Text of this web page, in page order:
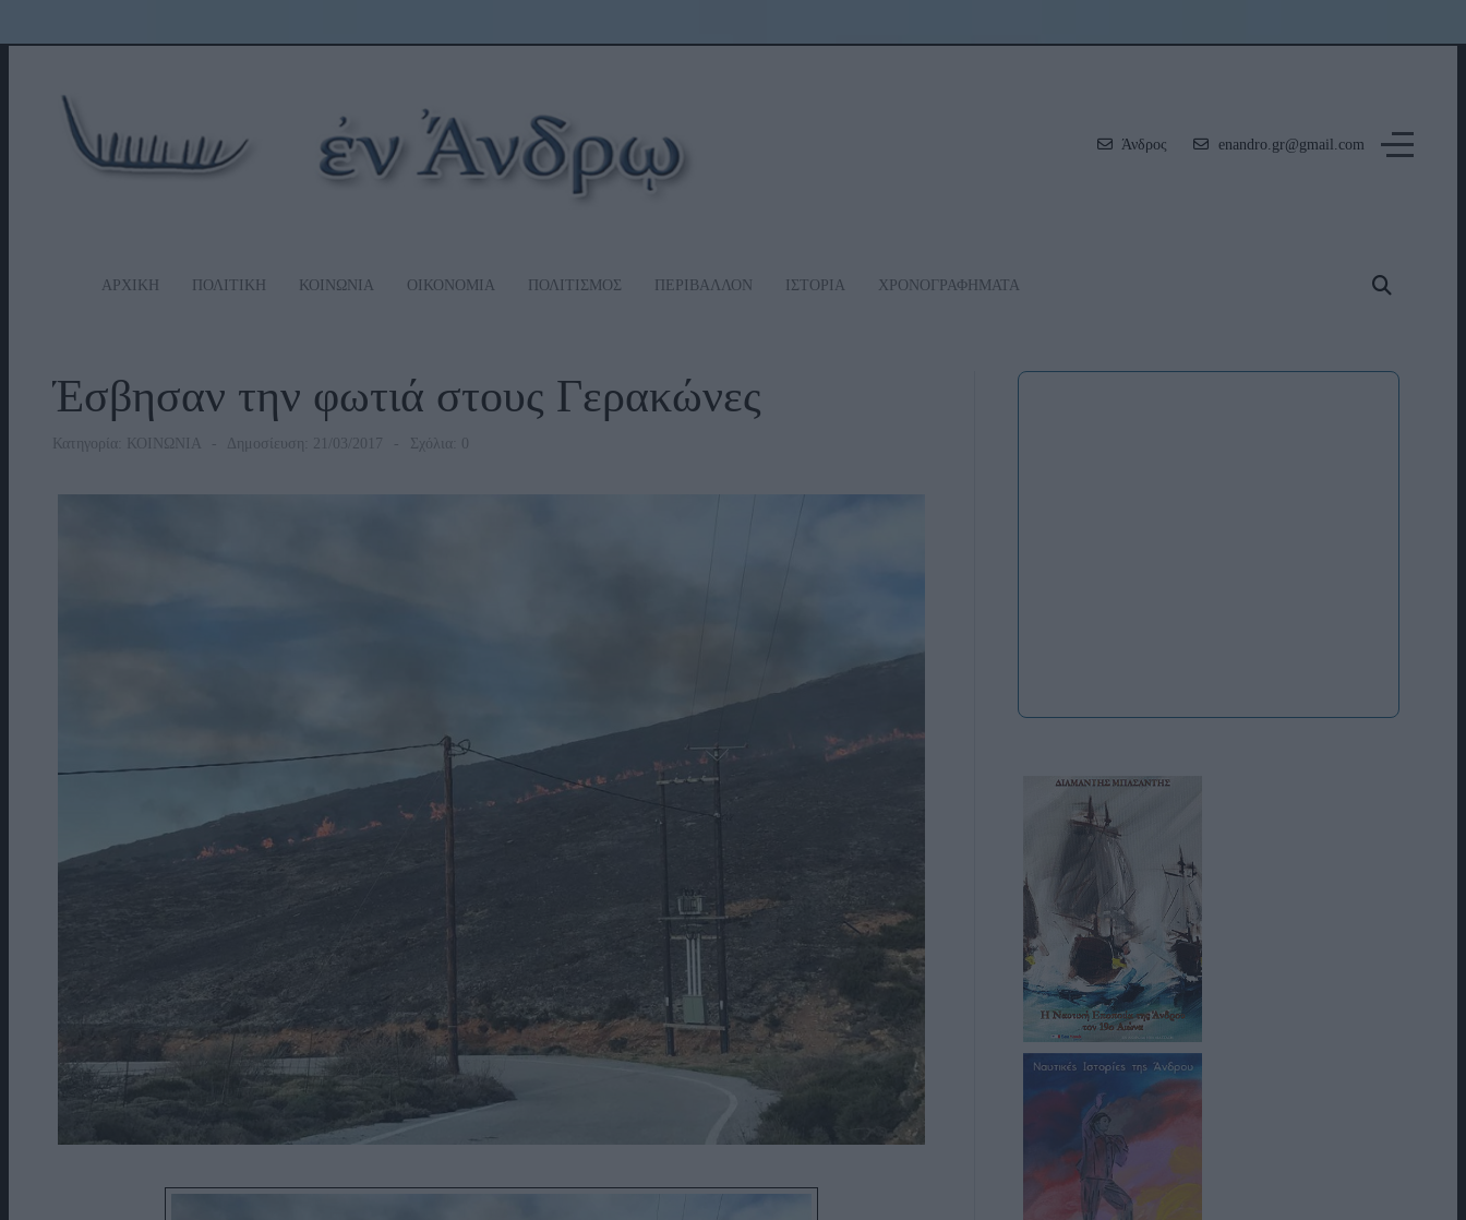
Άνδρος enandro.gr@gmail.com
ΑΡΧΙΚΗ ΠΟΛΙΤΙΚΗ ΚΟΙΝΩΝΙΑ ΟΙΚΟΝΟΜΙΑ ΠΟΛΙΤΙΣΜΟΣ ΠΕΡΙΒΑΛΛΟΝ ΙΣΤΟΡΙΑ ΧΡΟΝΟΓΡΑΦΗΜΑΤΑ
Έσβησαν την φωτιά στους Γερακώνες
Κατηγορία: ΚΟΙΝΩΝΙΑ Δημοσίευση: 21/03/2017 Σχόλια: 0